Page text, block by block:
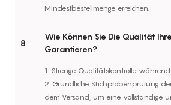
Mindestbestellmenge erreichen.
8
Wie Können Sie Die Qualität
Garantieren?
1. Strenge Qualitätskontrolle
2. Gründliche Stichprobenprüfung
dem Versand, um eine vollständige